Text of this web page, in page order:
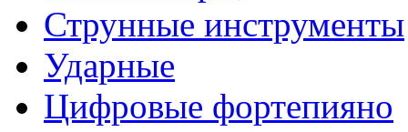
Струнные инструменты
Ударные
Цифровые фортепияно